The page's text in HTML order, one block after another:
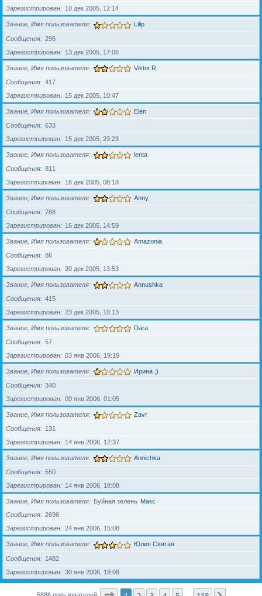
Зарегистрирован
10 дек 2005, 12:14
Звание, Имя пользователя Lilip
Сообщения
296
Зарегистрирован
13 дек 2005, 17:06
Звание, Имя пользователя Viktor.R.
Сообщения
417
Зарегистрирован
15 дек 2005, 10:47
Звание, Имя пользователя Elen
Сообщения
633
Зарегистрирован
15 дек 2005, 23:23
Звание, Имя пользователя lenta
Сообщения
811
Зарегистрирован
16 дек 2005, 08:18
Звание, Имя пользователя Anny
Сообщения
788
Зарегистрирован
16 дек 2005, 14:59
Звание, Имя пользователя Amazonia
Сообщения
86
Зарегистрирован
20 дек 2005, 13:53
Звание, Имя пользователя Annushka
Сообщения
415
Зарегистрирован
23 дек 2005, 10:13
Звание, Имя пользователя Dara
Сообщения
57
Зарегистрирован
03 янв 2006, 19:19
Звание, Имя пользователя Ирина ;)
Сообщения
340
Зарегистрирован
09 янв 2006, 01:05
Звание, Имя пользователя Zavr
Сообщения
131
Зарегистрирован
14 янв 2006, 12:37
Звание, Имя пользователя Annichka
Сообщения
550
Зарегистрирован
14 янв 2006, 18:08
Звание, Имя пользователя Буйная зелень Макс
Сообщения
2696
Зарегистрирован
24 янв 2006, 15:08
Звание, Имя пользователя Юлия Святая
Сообщения
1482
Зарегистрирован
30 янв 2006, 19:08
5886 пользователей